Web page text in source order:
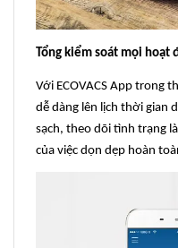
Tổng kiểm soát mọi hoạt
Với ECOVACS App trong
dễ dàng lên lịch thời gian
sạch, theo dõi tình trạng
của việc dọn dẹp hoàn